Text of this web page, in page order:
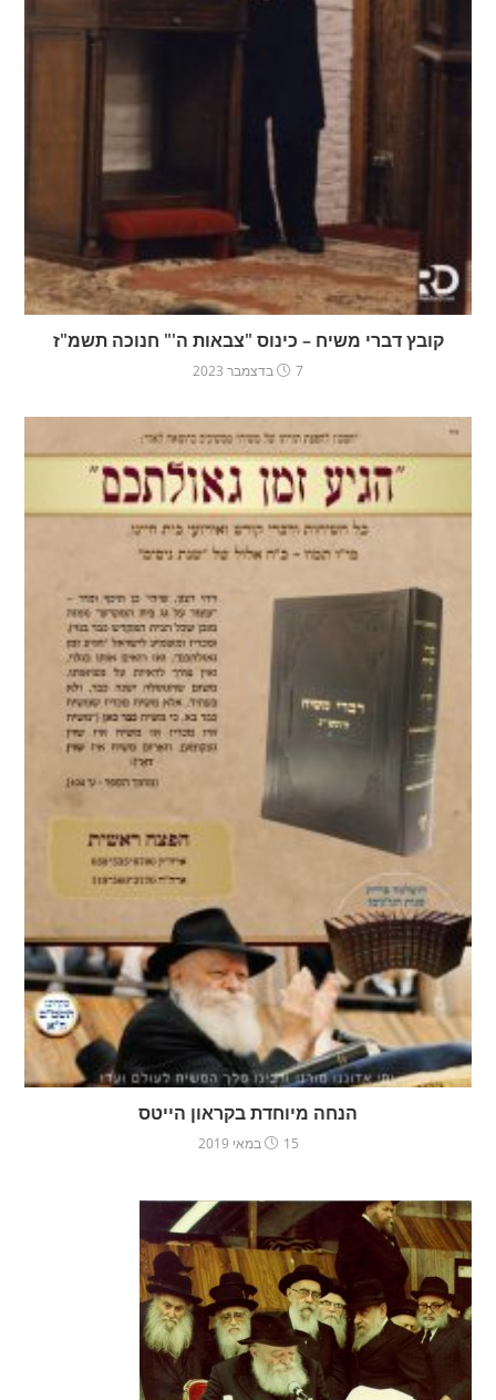
קובץ דברי משיח – כינוס "צבאות ה'" חנוכה תשמ"ז
7 בדצמבר 2023
הנחה מיוחדת בקראון הייטס
15 במאי 2019